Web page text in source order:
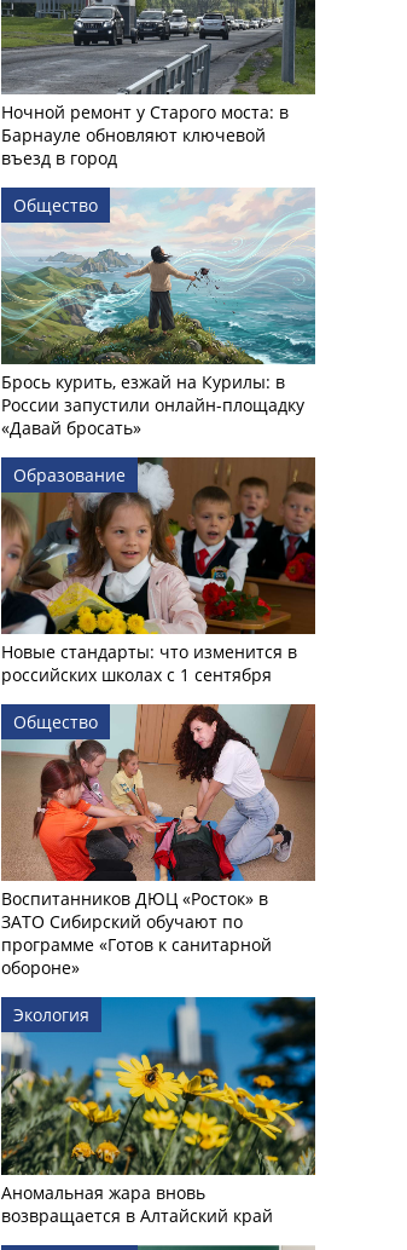
Ночной ремонт у Старого моста: в
Барнауле обновляют ключевой
въезд в город
Общество
Брось курить, езжай на Курилы: в
России запустили онлайн-­площадку
«Давай бросать»
Образование
Новые стандарты: что изменится в
российских школах с 1 сентября
Общество
Воспитанников ДЮЦ «Росток» в
ЗАТО Сибирский обучают по
программе «Готов к санитарной
обороне»
Экология
Аномальная жара вновь
возвращается в Алтайский край